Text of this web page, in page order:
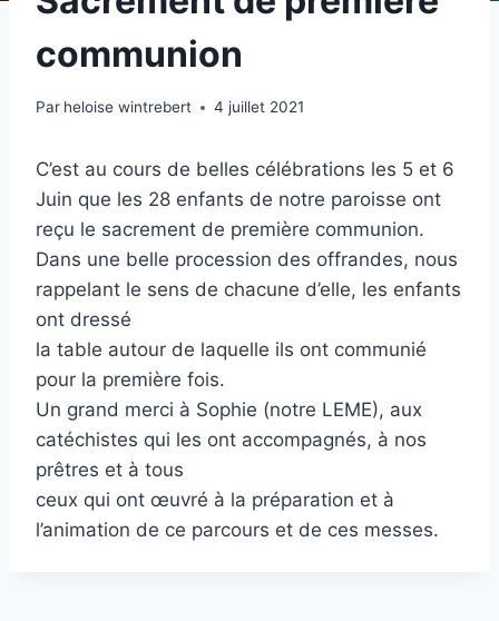
communion
Par heloise wintrebert 4 juillet 2021
C’est au cours de belles célébrations les 5 et 6
Juin que les 28 enfants de notre paroisse ont
reçu le sacrement de première communion.
Dans une belle procession des offrandes, nous
rappelant le sens de chacune d’elle, les enfants
ont dressé
la table autour de laquelle ils ont communié
pour la première fois.
Un grand merci à Sophie (notre LEME), aux
catéchistes qui les ont accompagnés, à nos
prêtres et à tous
ceux qui ont œuvré à la préparation et à
l’animation de ce parcours et de ces messes.